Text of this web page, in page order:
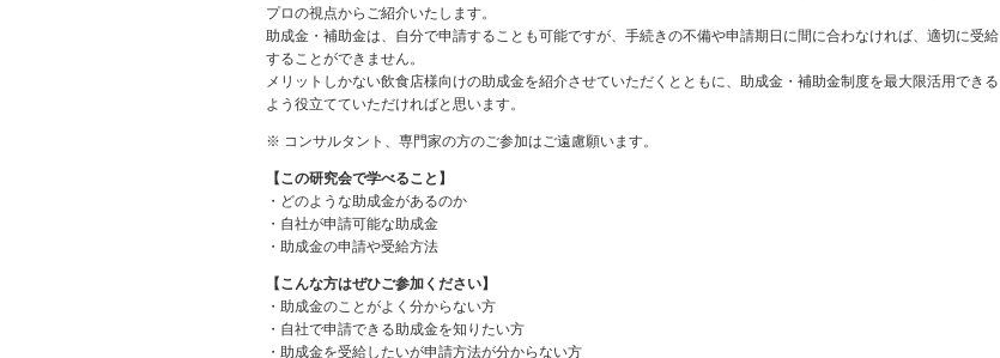
プロの視点からご紹介いたします。
助成金・補助金は、自分で申請することも可能ですが、手続きの不備や申請期日に間に合わなければ、適切に受給
することができません。
メリットしかない飲食店様向けの助成金を紹介させていただくとともに、助成金・補助金制度を最大限活用できる
よう役立てていただければと思います。
※ コンサルタント、専門家の方のご参加はご遠慮願います。
【この研究会で学べること】
・どのような助成金があるのか
・自社が申請可能な助成金
・助成金の申請や受給方法
【こんな方はぜひご参加ください】
・助成金のことがよく分からない方
・自社で申請できる助成金を知りたい方
・助成金を受給したいが申請方法が分からない方